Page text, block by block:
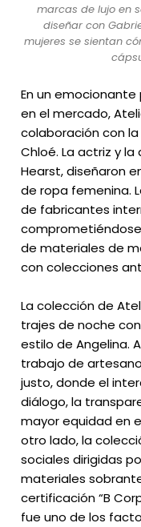
marcas de lujo en
diseñar con
mujeres se sientan
En un
en el mercado,
colaboración con
Chloé. La actriz y
Hearst, diseñaron
de ropa femenina.
de fabricantes
de materiales de
con colecciones
La colección de
trajes de noche
estilo de Angelina.
trabajo de
justo, donde el
diálogo, la
mayor equidad en
otro lado, la
sociales dirigidas
materiales
certificación “B
fue uno de los